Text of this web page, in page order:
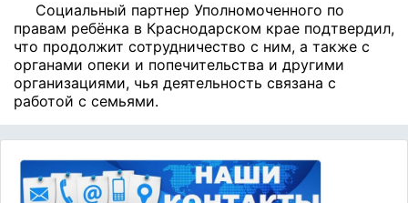
Социальный партнер Уполномоченного по
правам ребёнка в Краснодарском крае подтвердил,
что продолжит сотрудничество с ним, а также с
органами опеки и попечительства и другими
организациями, чья деятельность связана с
работой с семьями.